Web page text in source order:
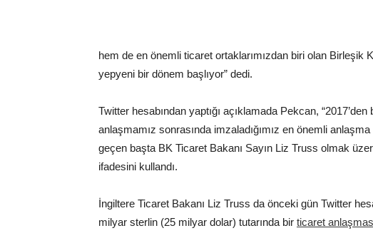
hem de en önemli ticaret ortaklarımızdan biri olan Birleşik
yepyeni bir dönem başlıyor” dedi.
Twitter hesabından yaptığı açıklamada Pekcan,
anlaşmamız sonrasında imzaladığımız en önemli
geçen başta BK Ticaret Bakanı Sayın Liz Truss olmak
ifadesini kullandı.
İngiltere Ticaret Bakanı Liz Truss da önceki gün Twitter
milyar sterlin (25 milyar dolar) tutarında bir ticaret